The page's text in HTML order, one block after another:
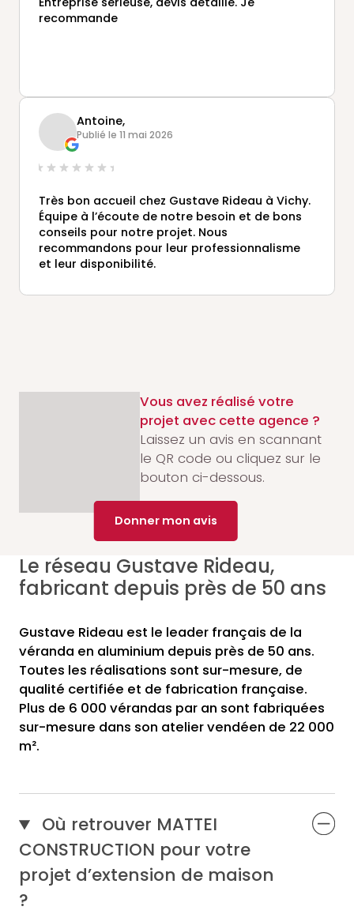
recommande
Antoine,
Publié le 11 mai 2026
Très bon accueil chez Gustave Rideau à Vichy.
Équipe à l’écoute de notre besoin et de bons
conseils pour notre projet. Nous
recommandons pour leur professionnalisme
et leur disponibilité.
Vous avez réalisé votre
projet avec cette agence ?
Laissez un avis en scannant
le QR code ou cliquez sur le
bouton ci-dessous.
Donner mon avis
Le réseau Gustave Rideau,
fabricant depuis près de 50 ans
Gustave Rideau est le leader français de la
véranda en aluminium depuis près de 50 ans.
Toutes les réalisations sont sur-mesure, de
qualité certifiée et de fabrication française.
Plus de 6 000 vérandas par an sont fabriquées
sur-mesure dans son atelier vendéen de 22 000
m².
Où retrouver MATTEI
CONSTRUCTION pour votre
projet d’extension de maison
?